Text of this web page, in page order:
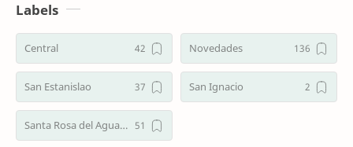
Labels
Central Novedades
San Estanislao San Ignacio
Santa Rosa del Aguaray